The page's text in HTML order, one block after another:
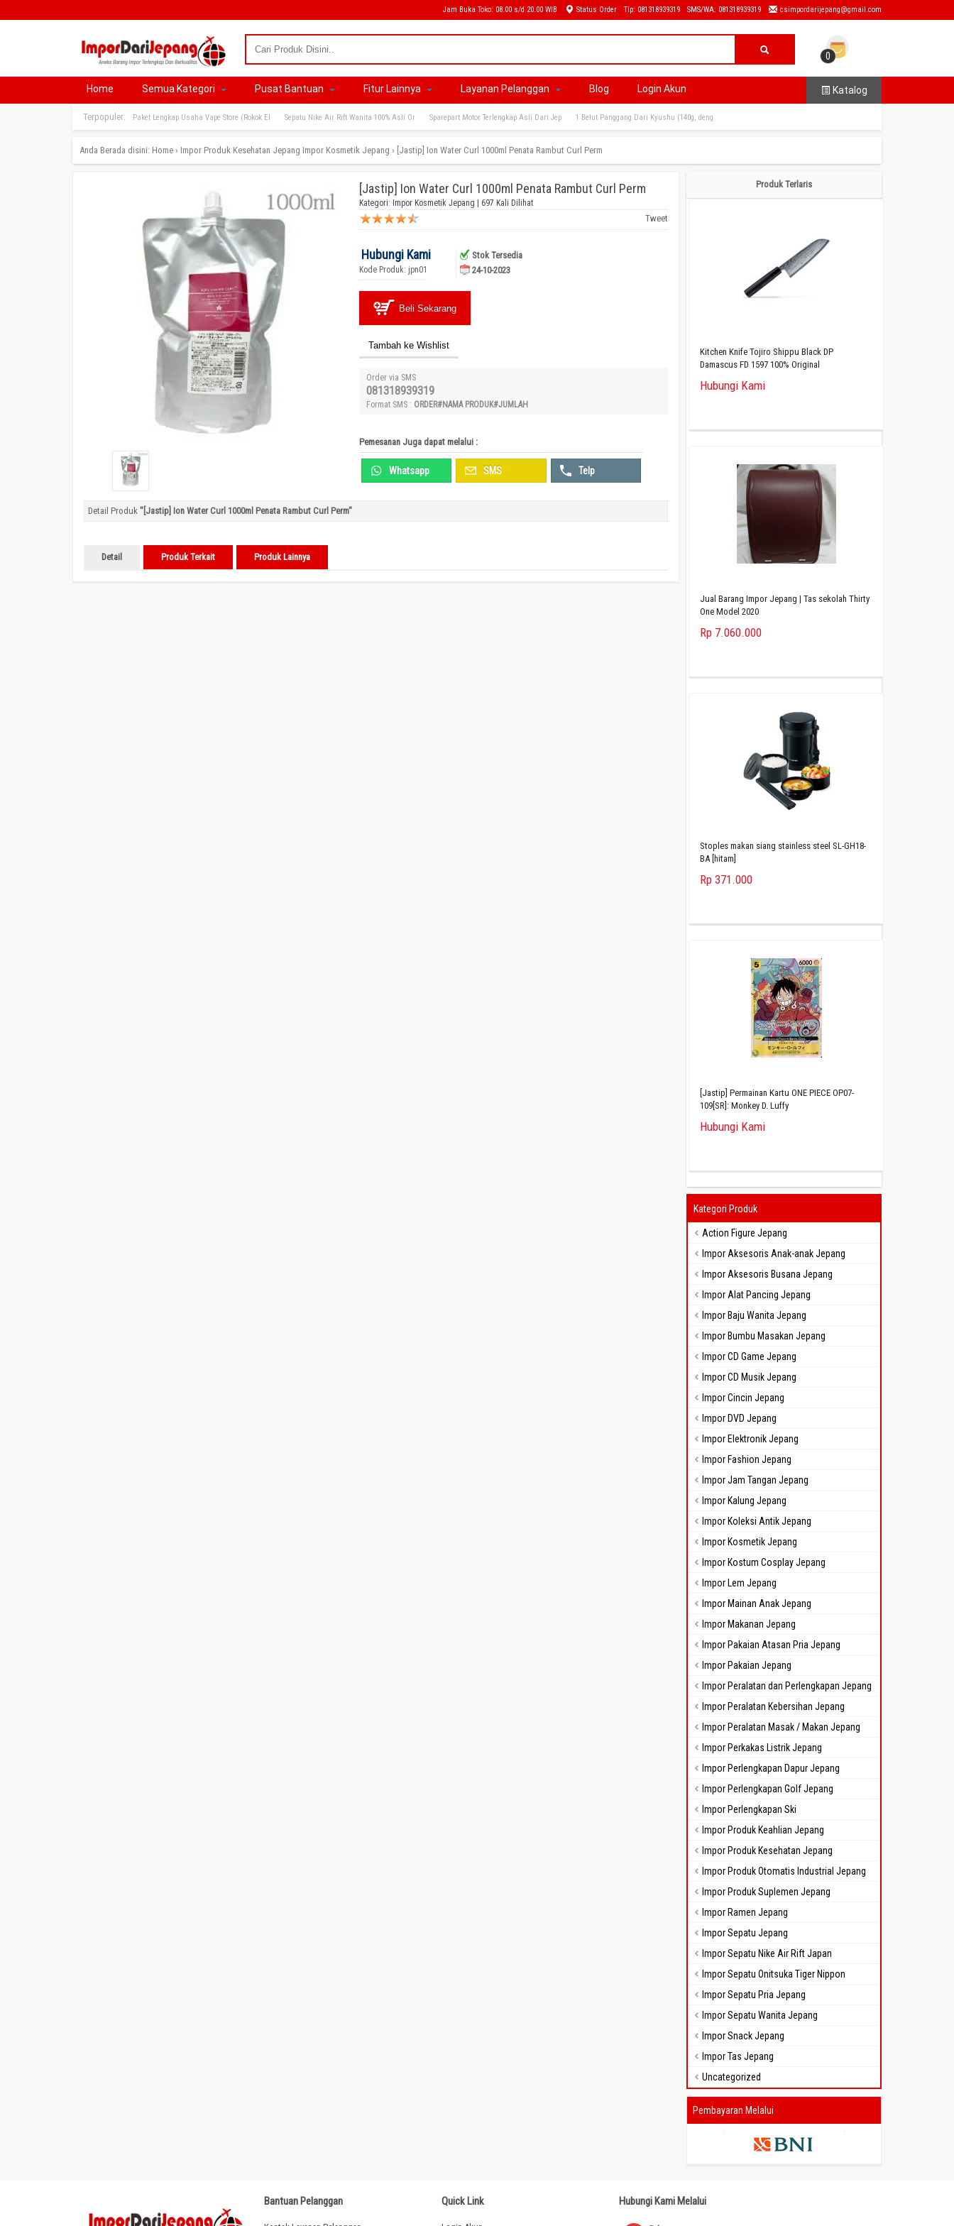
Jam Buka Toko: 08.00 s/d 20.00 WIB Status Order Tlp: 081318939319 SMS/WA: 081318939319 csimpordarijepang@gmail.com
0
Home Semua Kategori Pusat Bantuan Fitur Lainnya Layanan Pelanggan Blog Login Akun Katalog
Terpopuler: Paket Lengkap Usaha Vape Store (Rokok El Sepatu Nike Air Rift Wanita 100% Asli Or Sparepart Motor Terlengkap Asli Dari Jep 1 Belut Panggang Dari Kyushu (140g, deng
Anda Berada disini: Home › Impor Produk Kesehatan Jepang Impor Kosmetik Jepang › [Jastip] Ion Water Curl 1000ml Penata Rambut Curl Perm
[Jastip] Ion Water Curl 1000ml Penata Rambut Curl Perm
Kategori: Impor Kosmetik Jepang | 697 Kali Dilihat
Tweet
Hubungi Kami
Kode Produk: jpn01
Stok Tersedia
24-10-2023
Beli Sekarang
Tambah ke Wishlist
Order via SMS
081318939319
Format SMS : ORDER#NAMA PRODUK#JUMLAH
Pemesanan Juga dapat melalui :
Whatsapp SMS Telp
Detail Produk "[Jastip] Ion Water Curl 1000ml Penata Rambut Curl Perm"
Detail Produk Terkait Produk Lainnya
Produk Terlaris
Kitchen Knife Tojiro Shippu Black DP
Damascus FD 1597 100% Original
Hubungi Kami
Jual Barang Impor Jepang | Tas sekolah Thirty
One Model 2020
Rp 7.060.000
Stoples makan siang stainless steel SL-GH18-
BA [hitam]
Rp 371.000
[Jastip] Permainan Kartu ONE PIECE OP07-
109[SR]: Monkey D. Luffy
Hubungi Kami
Kategori Produk
Action Figure Jepang
Impor Aksesoris Anak-anak Jepang
Impor Aksesoris Busana Jepang
Impor Alat Pancing Jepang
Impor Baju Wanita Jepang
Impor Bumbu Masakan Jepang
Impor CD Game Jepang
Impor CD Musik Jepang
Impor Cincin Jepang
Impor DVD Jepang
Impor Elektronik Jepang
Impor Fashion Jepang
Impor Jam Tangan Jepang
Impor Kalung Jepang
Impor Koleksi Antik Jepang
Impor Kosmetik Jepang
Impor Kostum Cosplay Jepang
Impor Lem Jepang
Impor Mainan Anak Jepang
Impor Makanan Jepang
Impor Pakaian Atasan Pria Jepang
Impor Pakaian Jepang
Impor Peralatan dan Perlengkapan Jepang
Impor Peralatan Kebersihan Jepang
Impor Peralatan Masak / Makan Jepang
Impor Perkakas Listrik Jepang
Impor Perlengkapan Dapur Jepang
Impor Perlengkapan Golf Jepang
Impor Perlengkapan Ski
Impor Produk Keahlian Jepang
Impor Produk Kesehatan Jepang
Impor Produk Otomatis Industrial Jepang
Impor Produk Suplemen Jepang
Impor Ramen Jepang
Impor Sepatu Jepang
Impor Sepatu Nike Air Rift Japan
Impor Sepatu Onitsuka Tiger Nippon
Impor Sepatu Pria Jepang
Impor Sepatu Wanita Jepang
Impor Snack Jepang
Impor Tas Jepang
Uncategorized
Pembayaran Melalui
Bantuan Pelanggan Quick Link Hubungi Kami Melalui